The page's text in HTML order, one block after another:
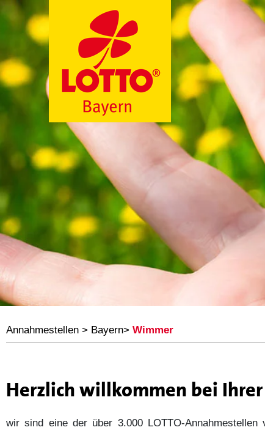
Annahmestellen > Bayern> Wimmer
Herzlich willkommen bei
wir sind eine der über 3.000 LOTTO-